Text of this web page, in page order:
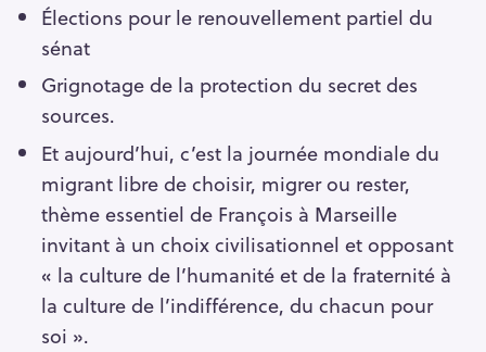
Élections pour le renouvellement partiel du
sénat
Grignotage de la protection du secret des
sources.
Et aujourd’hui, c’est la journée mondiale du
migrant libre de choisir, migrer ou rester,
thème essentiel de François à Marseille
invitant à un choix civilisationnel et opposant
« la culture de l’humanité et de la fraternité à
la culture de l’indifférence, du chacun pour
soi ».